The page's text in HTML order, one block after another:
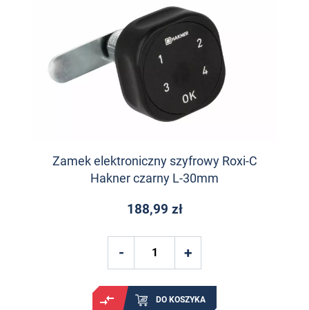
Zamek elektroniczny szyfrowy Roxi-C
Hakner czarny L-30mm
188,99 zł
DO KOSZYKA